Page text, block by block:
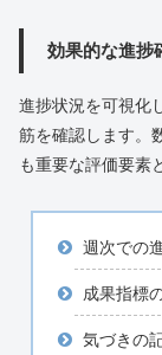
効果的な進捗
進捗状況を可視化
筋を確認します。
も重要な評価要素
週次での
成果指標
気づきの